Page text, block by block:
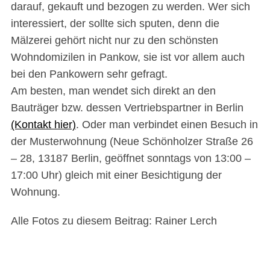
darauf, gekauft und bezogen zu werden. Wer sich
interessiert, der sollte sich sputen, denn die
Mälzerei gehört nicht nur zu den schönsten
Wohndomizilen in Pankow, sie ist vor allem auch
bei den Pankowern sehr gefragt.
Am besten, man wendet sich direkt an den
Bauträger bzw. dessen Vertriebspartner in Berlin
(Kontakt hier). Oder man verbindet einen Besuch in
der Musterwohnung (Neue Schönholzer Straße 26
– 28, 13187 Berlin, geöffnet sonntags von 13:00 –
17:00 Uhr) gleich mit einer Besichtigung der
Wohnung.
Alle Fotos zu diesem Beitrag: Rainer Lerch